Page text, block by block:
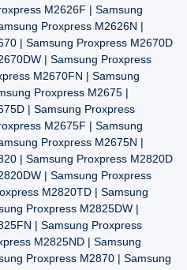
M2626F | Samsung
Proxpress M2626N |
| Samsung Proxpress M2670D
| Samsung Proxpress
M2670FN | Samsung
Proxpress M2675 |
| Samsung Proxpress
M2675F | Samsung
Proxpress M2675N |
| Samsung Proxpress M2820D
| Samsung Proxpress
M2820TD | Samsung
Proxpress M2825DW |
| Samsung Proxpress
M2825ND | Samsung
Proxpress M2870 | Samsung